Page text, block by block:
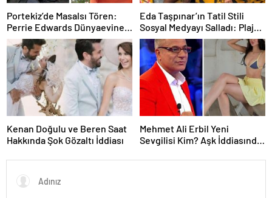
Portekiz’de Masalsı Tören:
Perrie Edwards Dünyaevine
Girdi
Eda Taşpınar’ın Tatil Stili
Sosyal Medyayı Salladı: Plaj
Kombini Gündem Oldu
Kenan Doğulu ve Beren Saat
Hakkında Şok Gözaltı İddiası
Mehmet Ali Erbil Yeni
Sevgilisi Kim? Aşk İddiasında